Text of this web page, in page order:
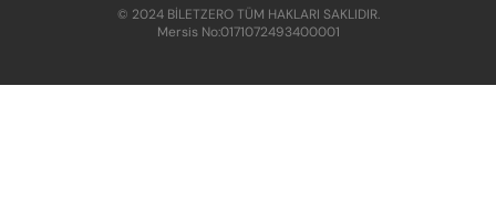
© 2024 BİLETZERO TÜM HAKLARI SAKLIDIR.
Mersis No:0171072493400001